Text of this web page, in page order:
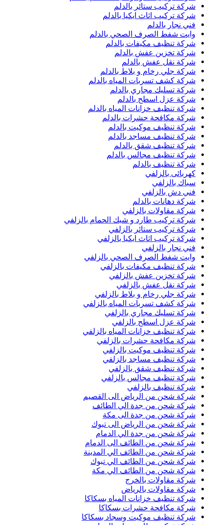
شركة تركيب ستائر بالدلم
شركة تركيب اثاث ايكيا بالدلم
فني نجار بالدلم
وايت شفط الصرف الصحي بالدلم
شركة تنظيف مكيفات بالدلم
شركة تخزين عفش بالدلم
شركة نقل عفش بالدلم
شركة جلي رخام و بلاط بالدلم
شركة كشف تسربات المياه بالدلم
شركة تسليك مجاري بالدلم
شركة عزل اسطح بالدلم
شركة تنظيف خزانات المياه بالدلم
شركة مكافحة حشرات بالدلم
شركة تنظيف موكيت بالدلم
شركة تنظيف مساجد بالدلم
شركة تنظيف شقق بالدلم
شركة تنظيف مجالس بالدلم
شركة تنظيف بالدلم
كهربائى بالزلفي
سباك بالزلفي
فني دش بالزلفي
شركة دهانات بالدلم
شركة مقاولات بالزلفي
شركة تركيب طارد و شبك الحمام بالزلفي
شركة تركيب ستائر بالزلفي
شركة تركيب اثاث ايكيا بالزلفي
فني نجار بالزلفي
وايت شفط الصرف الصحي بالزلفي
شركة تنظيف مكيفات بالزلفي
شركة تخزين عفش بالزلفي
شركة نقل عفش بالزلفي
شركة جلي رخام و بلاط بالزلفي
شركة كشف تسربات المياه بالزلفي
شركة تسليك مجاري بالزلفي
شركة عزل اسطح بالزلفي
شركة تنظيف خزانات المياه بالزلفي
شركة مكافحة حشرات بالزلفي
شركة تنظيف موكيت بالزلفي
شركة تنظيف مساجد بالزلفي
شركة تنظيف شقق بالزلفي
شركة تنظيف مجالس بالزلفي
شركة تنظيف بالزلفي
شركة شحن من الرياض الى القصيم
شركة شحن من جدة الي الطائف
شركة شحن من جدة الى مكة
شركة شحن من الرياض الى تبوك
شركة شحن من جدة الي الدمام
شركة شحن من الطائف الى الدمام
شركة شحن من الطائف الي المدينة
شركة شحن من الطائف الي تبوك
شركة شحن من الطائف الي مكة
شركة مقاولات بالخرج
شركة مقاولات بالرياض
شركة تنظيف خزانات المياه بسكاكا
شركة مكافحة حشرات بسكاكا
شركة تنظيف موكيت وسجاد بسكاكا